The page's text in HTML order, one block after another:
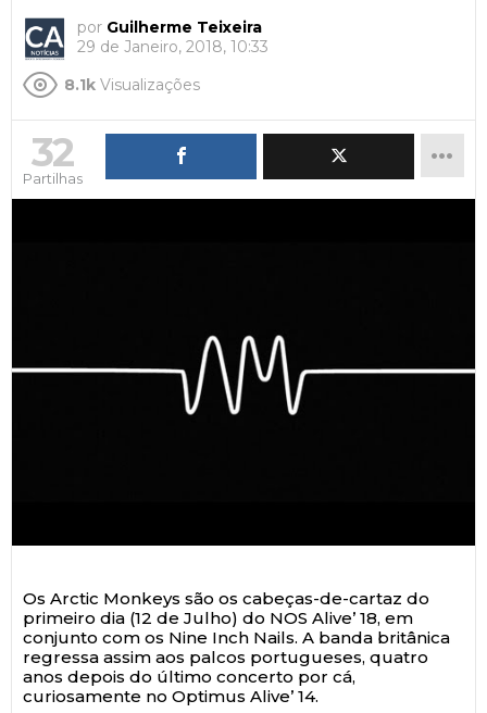
por Guilherme Teixeira
29 de Janeiro, 2018, 10:33
8.1k Visualizações
32
Partilhas
Os Arctic Monkeys são os cabeças-de-cartaz do
primeiro dia (12 de Julho) do NOS Alive’ 18, em
conjunto com os Nine Inch Nails. A banda britânica
regressa assim aos palcos portugueses, quatro
anos depois do último concerto por cá,
curiosamente no Optimus Alive’ 14.